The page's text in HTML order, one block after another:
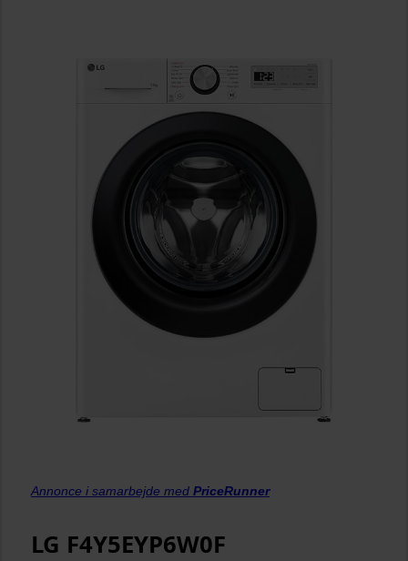
Annonce i samarbejde med PriceRunner
LG F4Y5EYP6W0F